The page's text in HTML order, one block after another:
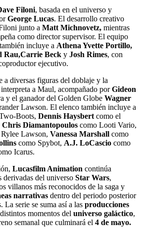
Filoni, basada en el universo y
George Lucas. El desarrollo creativo
junto a Matt Michnovetz, mientras
como director supervisor. El equipo
incluye a Athena Yvette Portillo,
Rau,Carrie Beck y Josh Rimes, con
ejecutivo.
a diversas figuras del doblaje y la
interpreta a Maul, acompañado porGideon
y el ganador del Golden Globe Wagner
Lawson. El elenco también incluye a
Boots, Dennis Haysbert como el
Chris Diamantopoulos como Looti Vario,
Lawson, Vanessa Marshall como
como Spybot, A.J. LoCascio como
Icarus.
Lucasfilm Animation continúa
derivadas del universo Star Wars,
villanos más reconocidos de la saga y
narrativas dentro del periodo posterior
La serie se suma así a las producciones
momentos del universo galáctico,
semanal que culminará el 4 de mayo.